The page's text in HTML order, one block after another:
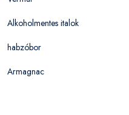
Alkoholmentes italok
habzóbor
Armagnac